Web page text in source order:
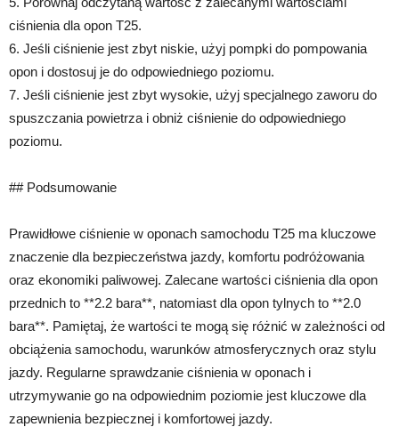
ciśnienia dla opon T25.
6. Jeśli ciśnienie jest zbyt niskie, użyj pompki do pompowania
opon i dostosuj je do odpowiedniego poziomu.
7. Jeśli ciśnienie jest zbyt wysokie, użyj specjalnego zaworu do
spuszczania powietrza i obniż ciśnienie do odpowiedniego
poziomu.
## Podsumowanie
Prawidłowe ciśnienie w oponach samochodu T25 ma kluczowe
znaczenie dla bezpieczeństwa jazdy, komfortu podróżowania
oraz ekonomiki paliwowej. Zalecane wartości ciśnienia dla opon
przednich to **2.2 bara**, natomiast dla opon tylnych to **2.0
bara**. Pamiętaj, że wartości te mogą się różnić w zależności od
obciążenia samochodu, warunków atmosferycznych oraz stylu
jazdy. Regularne sprawdzanie ciśnienia w oponach i
utrzymywanie go na odpowiednim poziomie jest kluczowe dla
zapewnienia bezpiecznej i komfortowej jazdy.